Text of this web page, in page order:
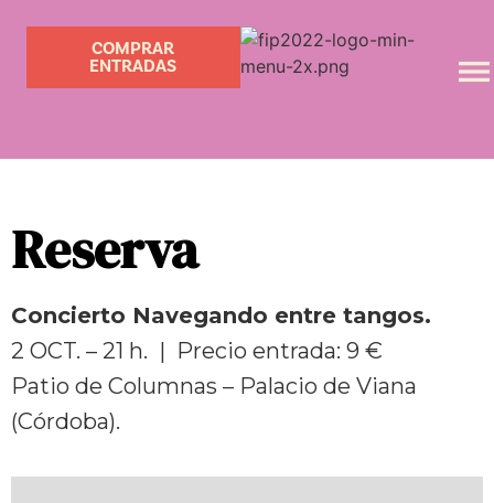
COMPRAR
ENTRADAS
Reserva
Concierto Navegando entre tangos.
2 OCT. – 21 h. | Precio entrada: 9 €
Patio de Columnas – Palacio de Viana
(Córdoba).